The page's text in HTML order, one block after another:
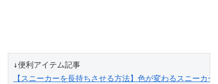
【スニーカーを長持ちさせる方法】色が変わるスニーカ